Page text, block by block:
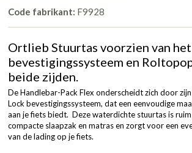
Code fabrikant: F9928
Ortlieb Stuurtas voorzien van
bevestigingssysteem en
beide zijden.
De Handlebar-Pack Flex onderscheidt zich door
Lock bevestigingssysteem, dat een eenvoudige
aan je fiets biedt. Deze waterdichte stuurtas is
compacte slaapzak en matras en zorgt voor een
van de lading op je fiets.